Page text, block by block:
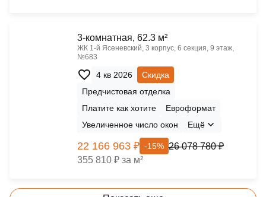
3-комнатная, 62.3 м²
ЖК 1‑й Ясеневский, 3 корпус, 6 секция, 9 этаж,
№683
4 кв 2026
Скидка
Предчистовая отделка
Платите как хотите
Евроформат
Увеличенное число окон
Ещё
22 166 963 ₽ -15% 26 078 780 ₽
355 810 ₽ за м²